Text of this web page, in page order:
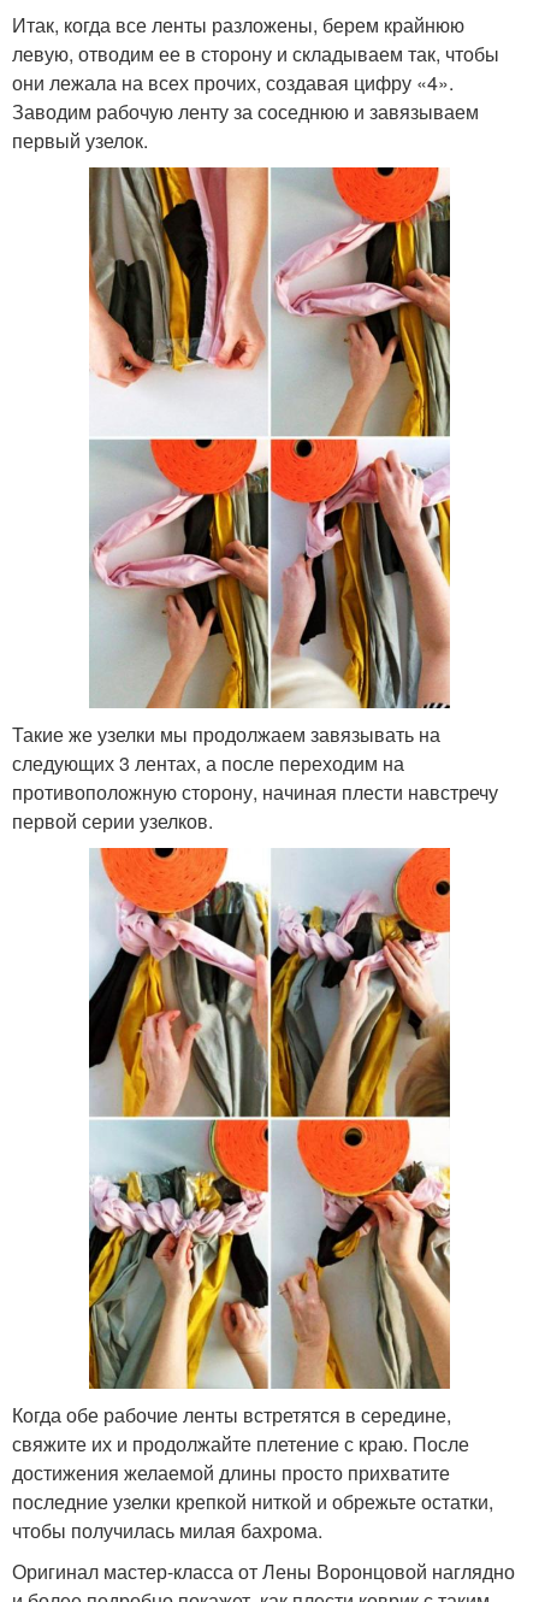
Итак, когда все ленты разложены, берем крайнюю
левую, отводим ее в сторону и складываем так, чтобы
они лежала на всех прочих, создавая цифру «4».
Заводим рабочую ленту за соседнюю и завязываем
первый узелок.
Такие же узелки мы продолжаем завязывать на
следующих 3 лентах, а после переходим на
противоположную сторону, начиная плести навстречу
первой серии узелков.
Когда обе рабочие ленты встретятся в середине,
свяжите их и продолжайте плетение с краю. После
достижения желаемой длины просто прихватите
последние узелки крепкой ниткой и обрежьте остатки,
чтобы получилась милая бахрома.
Оригинал мастер-класса от Лены Воронцовой наглядно